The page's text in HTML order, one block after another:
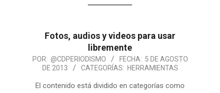
Fotos, audios y videos para usar
libremente
POR: @CDPERIODISMO FECHA: 5 DE AGOSTO
DE 2013
CATEGORÍAS: HERRAMIENTAS
El contenido está dividido en categorías como